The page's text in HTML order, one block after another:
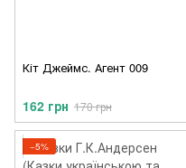
Кіт Джеймс. Агент 009
162 грн 170 грн
−5%